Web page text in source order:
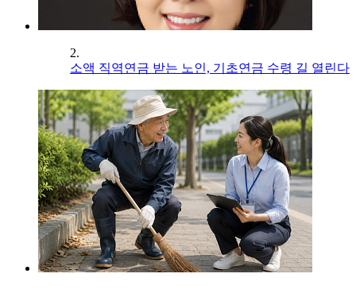
2.
소액 직역연금 받는 노인, 기초연금 수령 길 열린다